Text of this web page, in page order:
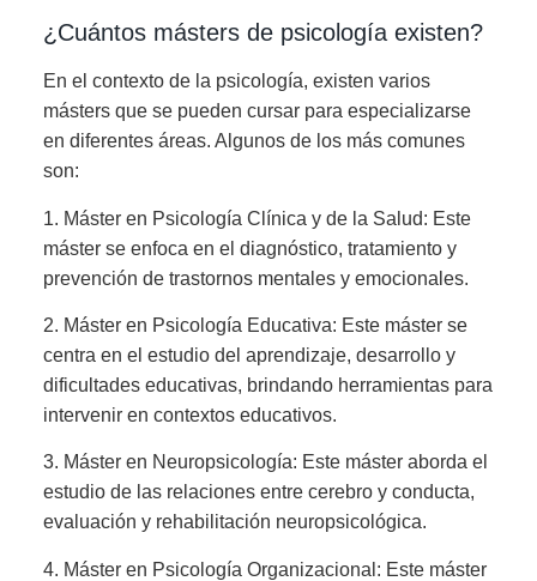
¿Cuántos másters de psicología existen?
En el contexto de la psicología, existen varios
másters que se pueden cursar para especializarse
en diferentes áreas. Algunos de los más comunes
son:
1. Máster en Psicología Clínica y de la Salud: Este
máster se enfoca en el diagnóstico, tratamiento y
prevención de trastornos mentales y emocionales.
2. Máster en Psicología Educativa: Este máster se
centra en el estudio del aprendizaje, desarrollo y
dificultades educativas, brindando herramientas para
intervenir en contextos educativos.
3. Máster en Neuropsicología: Este máster aborda el
estudio de las relaciones entre cerebro y conducta,
evaluación y rehabilitación neuropsicológica.
4. Máster en Psicología Organizacional: Este máster